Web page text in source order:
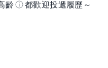
齡 都歡迎投遞履歷～